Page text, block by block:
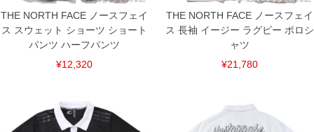
THE NORTH FACE ノースフェイ
ス スウェット ショーツ ショート
パンツ ハーフパンツ
¥12,320
THE NORTH FACE ノースフェイ
ス 長袖 イージー ラグビー ポロシ
ャツ
¥21,780